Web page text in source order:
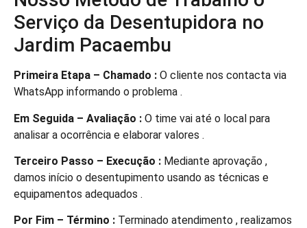
Serviço da Desentupidora no
Jardim Pacaembu
Primeira Etapa – Chamado : O cliente nos contacta via
WhatsApp informando o problema .
Em Seguida – Avaliação : O time vai até o local para
analisar a ocorrência e elaborar valores .
Terceiro Passo – Execução : Mediante aprovação ,
damos início o desentupimento usando as técnicas e
equipamentos adequados .
Por Fim – Término : Terminado atendimento , realizamos